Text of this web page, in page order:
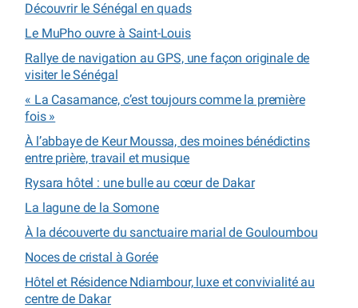
Découvrir le Sénégal en quads
Le MuPho ouvre à Saint-Louis
Rallye de navigation au GPS, une façon originale de
visiter le Sénégal
« La Casamance, c’est toujours comme la première
fois »
À l’abbaye de Keur Moussa, des moines bénédictins
entre prière, travail et musique
Rysara hôtel : une bulle au cœur de Dakar
La lagune de la Somone
À la découverte du sanctuaire marial de Gouloumbou
Noces de cristal à Gorée
Hôtel et Résidence Ndiambour, luxe et convivialité au
centre de Dakar